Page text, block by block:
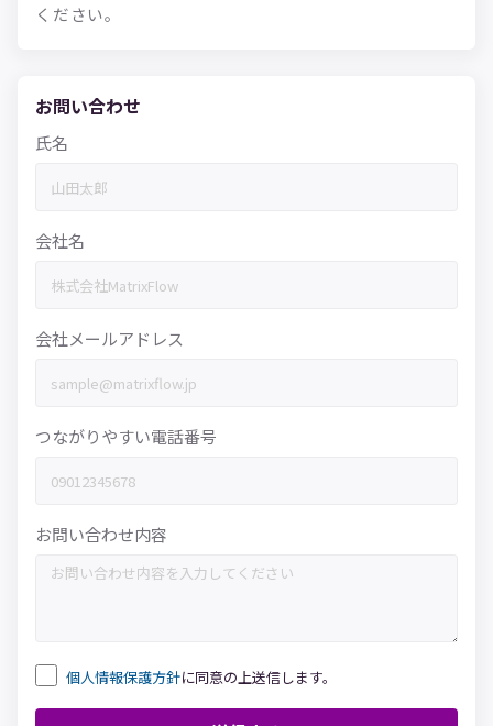
ください。
お問い合わせ
氏名
会社名
会社メールアドレス
つながりやすい電話番号
お問い合わせ内容
個人情報保護方針に同意の上送信します。